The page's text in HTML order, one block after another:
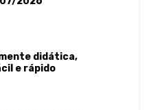
didática,
e rápido